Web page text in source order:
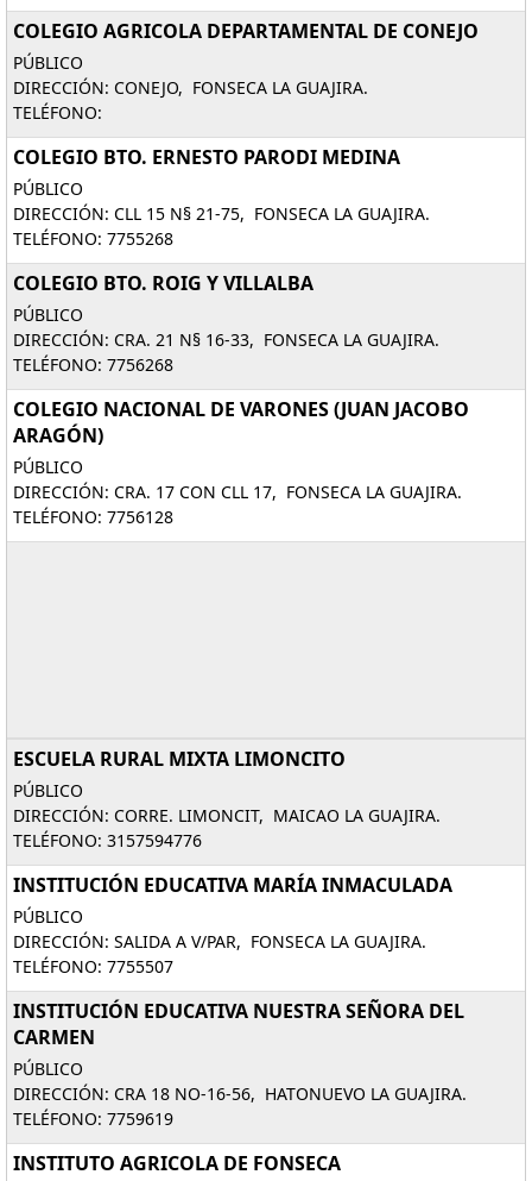
COLEGIO AGRICOLA DEPARTAMENTAL DE CONEJO
PÚBLICO
DIRECCIÓN: CONEJO, FONSECA LA GUAJIRA.
TELÉFONO:
COLEGIO BTO. ERNESTO PARODI MEDINA
PÚBLICO
DIRECCIÓN: CLL 15 N§ 21-75, FONSECA LA GUAJIRA.
TELÉFONO: 7755268
COLEGIO BTO. ROIG Y VILLALBA
PÚBLICO
DIRECCIÓN: CRA. 21 N§ 16-33, FONSECA LA GUAJIRA.
TELÉFONO: 7756268
COLEGIO NACIONAL DE VARONES (JUAN JACOBO
ARAGÓN)
PÚBLICO
DIRECCIÓN: CRA. 17 CON CLL 17, FONSECA LA GUAJIRA.
TELÉFONO: 7756128
ESCUELA RURAL MIXTA LIMONCITO
PÚBLICO
DIRECCIÓN: CORRE. LIMONCIT, MAICAO LA GUAJIRA.
TELÉFONO: 3157594776
INSTITUCIÓN EDUCATIVA MARÍA INMACULADA
PÚBLICO
DIRECCIÓN: SALIDA A V/PAR, FONSECA LA GUAJIRA.
TELÉFONO: 7755507
INSTITUCIÓN EDUCATIVA NUESTRA SEÑORA DEL
CARMEN
PÚBLICO
DIRECCIÓN: CRA 18 NO-16-56, HATONUEVO LA GUAJIRA.
TELÉFONO: 7759619
INSTITUTO AGRICOLA DE FONSECA